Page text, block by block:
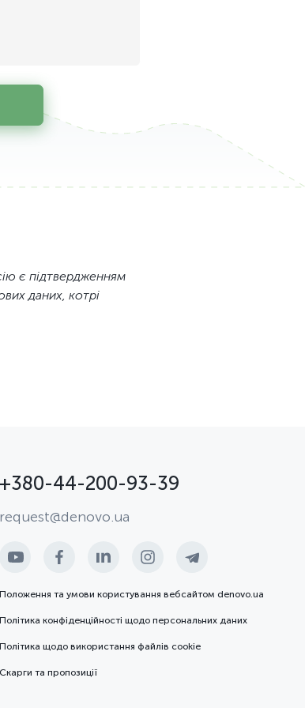
є підтвердженням
даних, котрі
+380-44-200-93-39
request@denovo.ua
Положення та умови користування вебсайтом denovo.ua
Політика конфіденційності щодо персональних даних
Політика щодо використання файлів cookie
Скарги та пропозиції